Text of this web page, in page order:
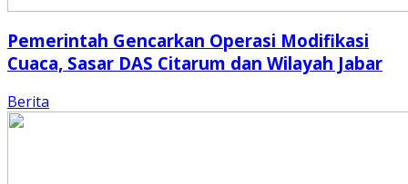
Pemerintah Gencarkan Operasi Modifikasi
Cuaca, Sasar DAS Citarum dan Wilayah Jabar
Berita